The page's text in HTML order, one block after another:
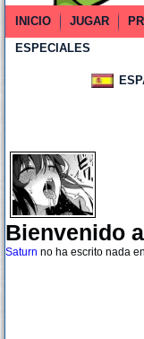
INICIO JUGAR
ESPECIALES
Bienvenido
Saturn no ha escrito nada